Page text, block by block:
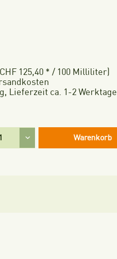
125,40 * / 100 Milliliter)
Lieferzeit ca. 1-2 Werktage
Warenkorb